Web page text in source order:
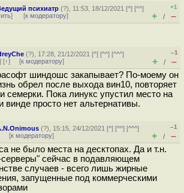
психиатр (?), 11:53, 18/12/2021 [^] [^^]
] [к модератору]
+1
+ / –
(?), 17:28, 21/12/2021 [^] [^^] [^^^]
] [↑] [к модератору]
–1
+ / –
шиндошс закапывает? По-моему он
обрел после выхода вин10, повторяет
семерки. Пока линукс упустил место на
винде просто нет альтернативы.
(?), 15:15, 24/12/2021 [^] [^^] [^^^]
[к модератору]
–1
+ / –
не было места на десктопах. Да и т.н.
серверы" сейчас в подавляющем
случаев - всего лишь жирные
запущенные под коммерческими